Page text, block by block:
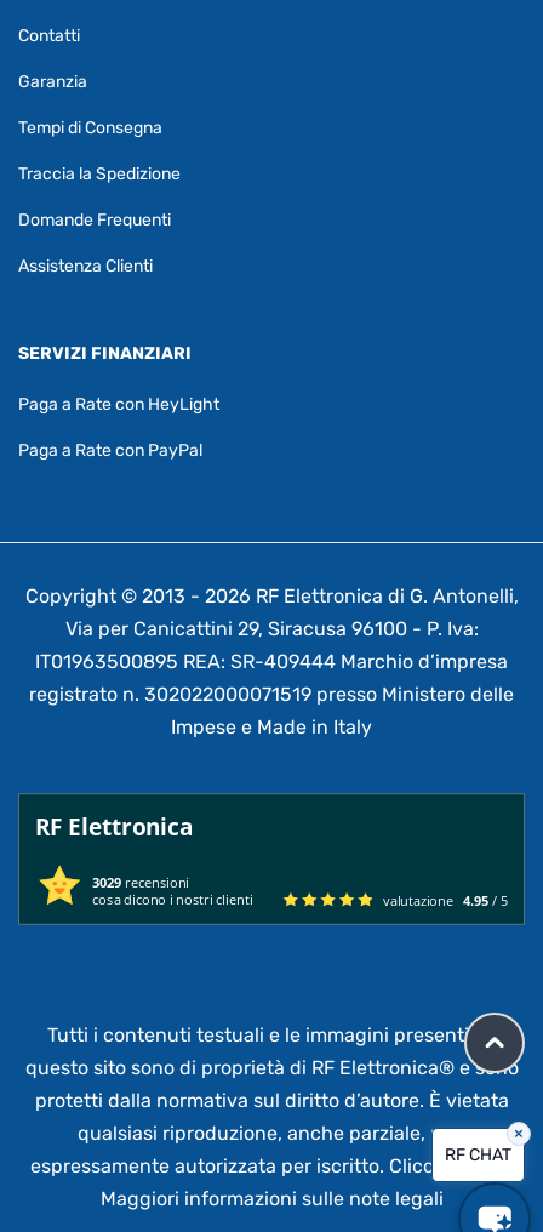
Contatti
Garanzia
Tempi di Consegna
Traccia la Spedizione
Domande Frequenti
Assistenza Clienti
SERVIZI FINANZIARI
Paga a Rate con HeyLight
Paga a Rate con PayPal
Copyright © 2013 - 2026 RF Elettronica di G. Antonelli,
Via per Canicattini 29, Siracusa 96100 - P. Iva:
IT01963500895 REA: SR-409444 Marchio d’impresa
registrato n. 302022000071519 presso Ministero delle
Impese e Made in Italy
RF Elettronica
3029 recensioni
cosa dicono i nostri clienti
valutazione 4.95 / 5
Tutti i contenuti testuali e le immagini presenti su
questo sito sono di proprietà di RF Elettronica® e sono
protetti dalla normativa sul diritto d’autore. È vietata
qualsiasi riproduzione, anche parziale, non
espressamente autorizzata per iscritto. Clicca qui per
Maggiori informazioni sulle note legali
RF CHAT
×